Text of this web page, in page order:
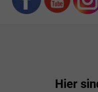
Hier